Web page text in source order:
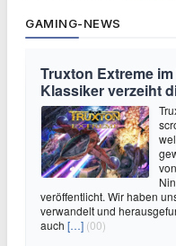
GAMING-NEWS
Truxton Extreme
Klassiker verzeiht
veröffentlicht. Wir haben
verwandelt und
auch […] (00)